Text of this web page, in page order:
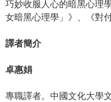
巧妙收服人心的暗黑心理
女暗黑心理學」》、《對
譯者簡介
卓惠娟
專職譯者。中國文化大學